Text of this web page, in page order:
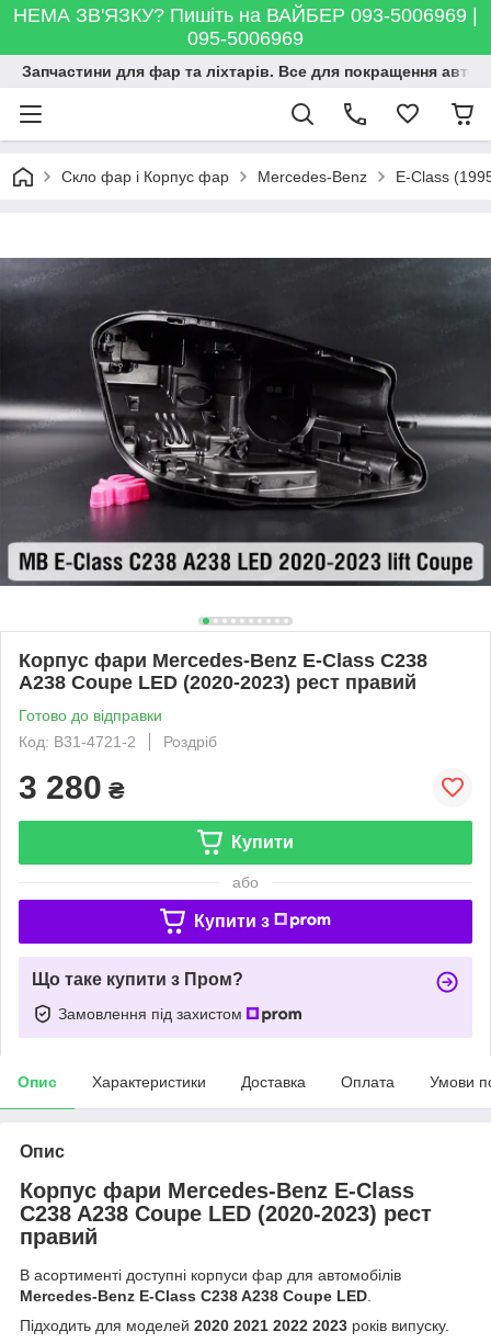
НЕМА ЗВ'ЯЗКУ? Пишіть на ВАЙБЕР 093-5006969 |
095-5006969
Запчастини для фар та ліхтарів. Все для покращення
Скло фар і Корпус фар Mercedes-Benz E-Class
Корпус фари Mercedes-Benz E-Class C238
A238 Coupe LED (2020-2023) рест правий
Готово до відправки
Код: B31-4721-2
Роздріб
3 280 ₴
Купити
або
Купити з
Що таке купити з Пром?
Замовлення під захистом
Опис Характеристики Доставка Оплата Умови
Опис
Корпус фари Mercedes-Benz E-Class
C238 A238 Coupe LED (2020-2023) рест
правий
В асортименті доступні корпуси фар для автомобілів
Mercedes-Benz E-Class C238 A238 Coupe LED.
Підходить для моделей 2020 2021 2022 2023 років випуску.